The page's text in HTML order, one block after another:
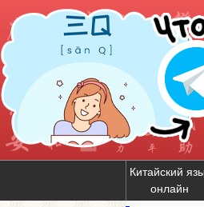
Китайский
онлайн